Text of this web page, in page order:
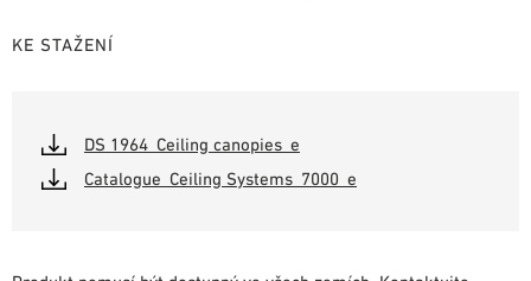
KE STAŽENÍ
DS 1964_Ceiling canopies_e
Catalogue_Ceiling Systems_7000_e